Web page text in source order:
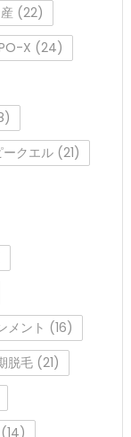
(22)
X (24)
ークエル(21)
メント (16)
脱毛(21)
(14)